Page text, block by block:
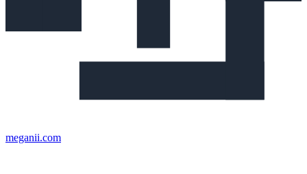
meganii.com